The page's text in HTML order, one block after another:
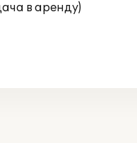
в аренду)